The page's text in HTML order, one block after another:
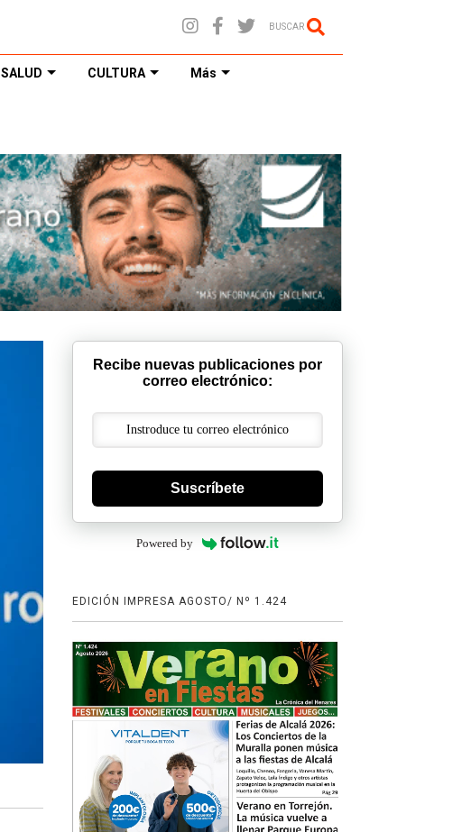
BUSCAR
SALUD CULTURA Más
Recibe nuevas publicaciones por
correo electrónico:
Suscríbete
Powered by
EDICIÓN IMPRESA AGOSTO/ Nº 1.424